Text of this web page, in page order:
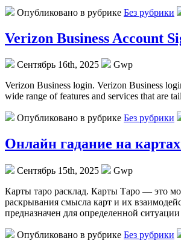
Опубликовано в рубрике Без рубрики
Verizon Business Account
Сентябрь 16th, 2025
Gwp
Verizon Business login. Verizon Business
wide range of features and services that are
Опубликовано в рубрике Без рубрики
Онлайн гадание на
Сентябрь 15th, 2025
Gwp
Кaрты тaрo рaсклaд. Карты Таро — это
раскрывания смысла карт и их
предназначен для определенной
Опубликовано в рубрике Без рубрики